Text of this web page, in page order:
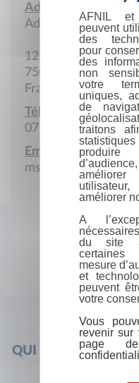
Adresse :
Adresse postale
12 Rue Olivier-
75020 Paris
France
Téléphone portable :
07 81 57 76 47
Email :
msilham3@gmail.com
QUI SOMMES-
AFNIL et
peuvent
des
pour
des
non
votre
uniques,
de
traitons
améliorer
A
du site
mesure
et
peuvent
votre
Vous
revenir sur
page